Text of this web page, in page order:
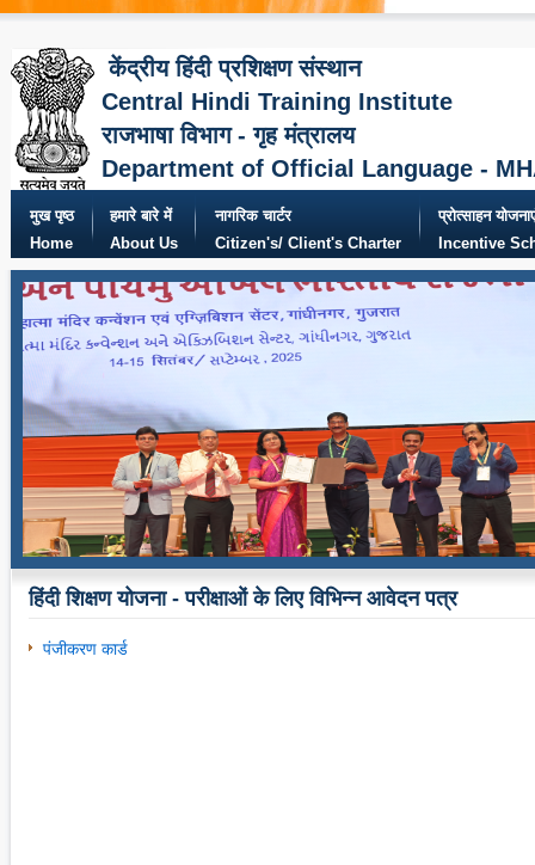
केंद्रीय हिंदी प्रशिक्षण संस्थान
Central Hindi Training Institute
राजभाषा विभाग - गृह मंत्रालय
Department of Official Language -
मुख पृष्ठ
Home
हमारे बारे में
About Us
नागरिक चार्टर
Citizen's/ Client's Charter
प्रोत्साहन
Incentive
को राजभाषा विभाग, गृह मंत्रालय द्वारा
मंदिर कन्वेंशन सेंटर में पांचवां अखिल
हिंदी दिवस-2025 के अवसर पर नव निर्मित
मॉड्यूल’ के लिए सचिव, राजभाषा द्वारा
निदेशक (हिंदी टंकण एवं हिंदी आशुलिपि)
हिंदी प्रशिक्षण संस्थान, नई दिल्ली को प्रशस्ति
हिंदी शिक्षण योजना - परीक्षाओं के लिए विभिन्न आवेदन पत्र
पंजीकरण कार्ड